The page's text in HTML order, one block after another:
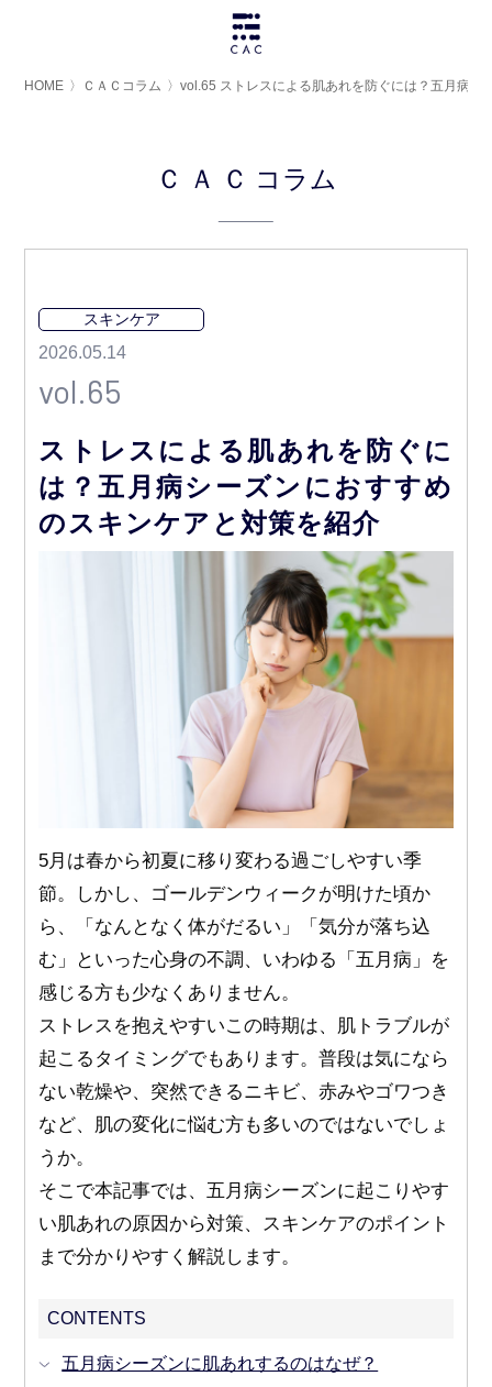
HOME 〉 ＣＡＣコラム 〉vol.65 ストレスによる肌あれを防ぐには？五月病シ
ＣＡＣ コラム
スキンケア
2026.05.14
vol.65
ストレスによる肌あれを防ぐに
は？五月病シーズンにおすすめ
のスキンケアと対策を紹介
5月は春から初夏に移り変わる過ごしやすい季
節。しかし、ゴールデンウィークが明けた頃か
ら、「なんとなく体がだるい」「気分が落ち込
む」といった心身の不調、いわゆる「五月病」を
感じる方も少なくありません。
ストレスを抱えやすいこの時期は、肌トラブルが
起こるタイミングでもあります。普段は気になら
ない乾燥や、突然できるニキビ、赤みやゴワつき
など、肌の変化に悩む方も多いのではないでしょ
うか。
そこで本記事では、五月病シーズンに起こりやす
い肌あれの原因から対策、スキンケアのポイント
まで分かりやすく解説します。
CONTENTS
五月病シーズンに肌あれするのはなぜ？